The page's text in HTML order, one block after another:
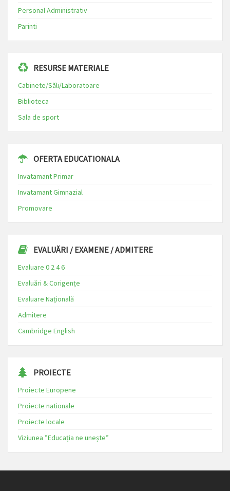
Personal Administrativ
Parinti
RESURSE MATERIALE
Cabinete/Săli/Laboratoare
Biblioteca
Sala de sport
OFERTA EDUCATIONALA
Invatamant Primar
Invatamant Gimnazial
Promovare
EVALUĂRI / EXAMENE / ADMITERE
Evaluare 0 2 4 6
Evaluări & Corigențe
Evaluare Națională
Admitere
Cambridge English
PROIECTE
Proiecte Europene
Proiecte nationale
Proiecte locale
Viziunea ”Educația ne unește”